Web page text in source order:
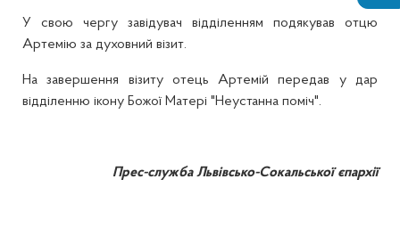
У свою чергу завідувач відділенням подякував отцю
Артемію за духовний візит.
На завершення візиту отець Артемій передав у дар
відділенню ікону Божої Матері "Неустанна поміч".
Прес-служба Львівсько-Сокальської єпархії